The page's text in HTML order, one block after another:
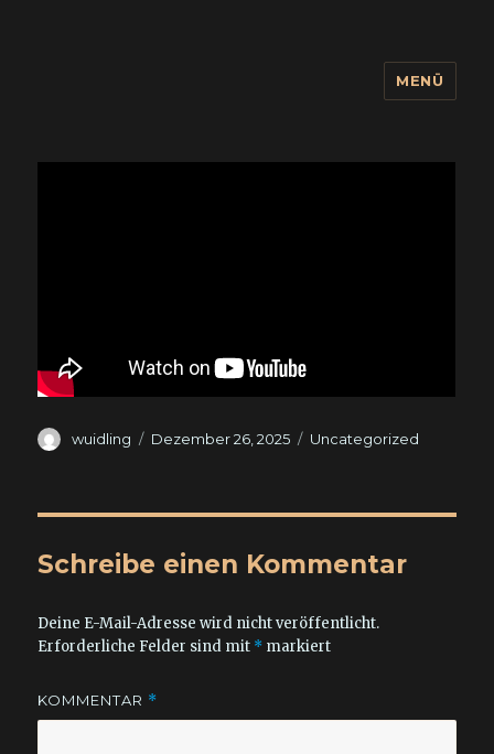
MENÜ
Autor
wuidling
Veröffentlicht
Dezember 26, 2025 Kategorien
Uncategorized
Schreibe einen Kommentar
Deine E-Mail-Adresse wird nicht veröffentlicht.
Erforderliche Felder sind mit * markiert
KOMMENTAR *